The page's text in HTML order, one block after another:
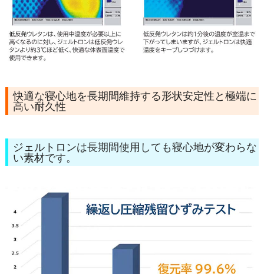
快適な寝心地を長期間維持する形状安定性と極端に
高い耐久性
ジェルトロンは長期間使用しても寝心地が変わらな
い素材です。